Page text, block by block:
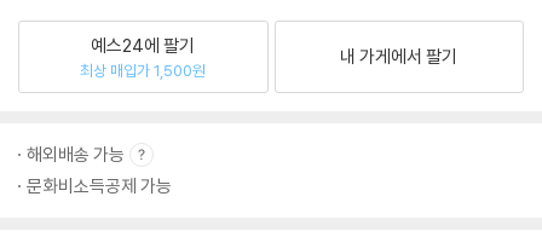
예스24에 팔기
최상 매입가 1,500원
내 가게에서 팔기
해외배송 가능
문화비소득공제 가능